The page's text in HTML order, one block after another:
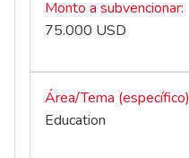
Monto a subvencionar
75.000 USD
Área/Tema (específico)
Education